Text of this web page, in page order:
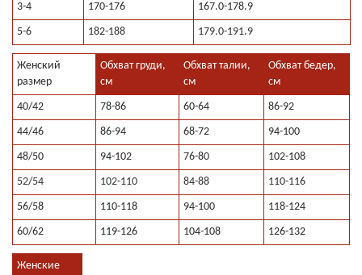
3-4 170-176 167.0-178.9
5-6 182-188 179.0-191.9
Женский
размер
Обхват груди,
см
Обхват талии,
см
Обхват бедер,
см
40/42 78-86 60-64 86-92
44/46 86-94 68-72 94-100
48/50 94-102 76-80 102-108
52/54 102-110 84-88 110-116
56/58 110-118 94-100 118-124
60/62 119-126 104-108 126-132
Женские